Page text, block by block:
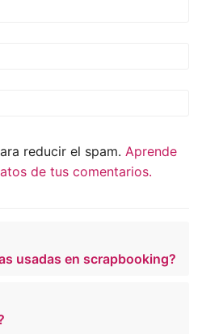
reducir el spam. Aprende
de tus comentarios.
usadas en scrapbooking?